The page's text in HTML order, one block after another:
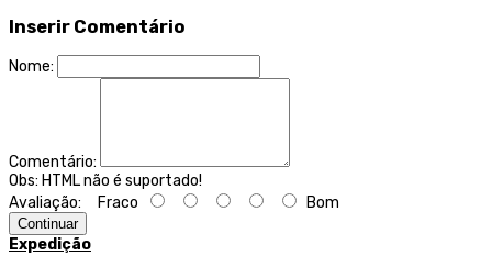
Inserir Comentário
Nome:
Comentário:
Obs: HTML não é suportado!
Avaliação: Fraco Bom
Continuar
Expedição